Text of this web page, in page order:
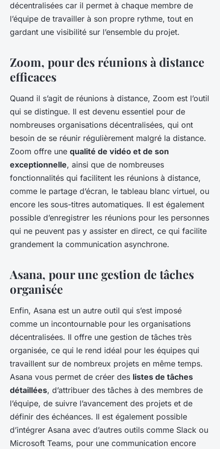
décentralisées car il permet à chaque membre de
l’équipe de travailler à son propre rythme, tout en
gardant une visibilité sur l’ensemble du projet.
Zoom, pour des réunions à distance
efficaces
Quand il s’agit de réunions à distance, Zoom est l’outil
qui se distingue. Il est devenu essentiel pour de
nombreuses organisations décentralisées, qui ont
besoin de se réunir régulièrement malgré la distance.
Zoom offre une qualité de vidéo et de son
exceptionnelle, ainsi que de nombreuses
fonctionnalités qui facilitent les réunions à distance,
comme le partage d’écran, le tableau blanc virtuel, ou
encore les sous-titres automatiques. Il est également
possible d’enregistrer les réunions pour les personnes
qui ne peuvent pas y assister en direct, ce qui facilite
grandement la communication asynchrone.
Asana, pour une gestion de tâches
organisée
Enfin, Asana est un autre outil qui s’est imposé
comme un incontournable pour les organisations
décentralisées. Il offre une gestion de tâches très
organisée, ce qui le rend idéal pour les équipes qui
travaillent sur de nombreux projets en même temps.
Asana vous permet de créer des listes de tâches
détaillées, d’attribuer des tâches à des membres de
l’équipe, de suivre l’avancement des projets et de
définir des échéances. Il est également possible
d’intégrer Asana avec d’autres outils comme Slack ou
Microsoft Teams, pour une communication encore